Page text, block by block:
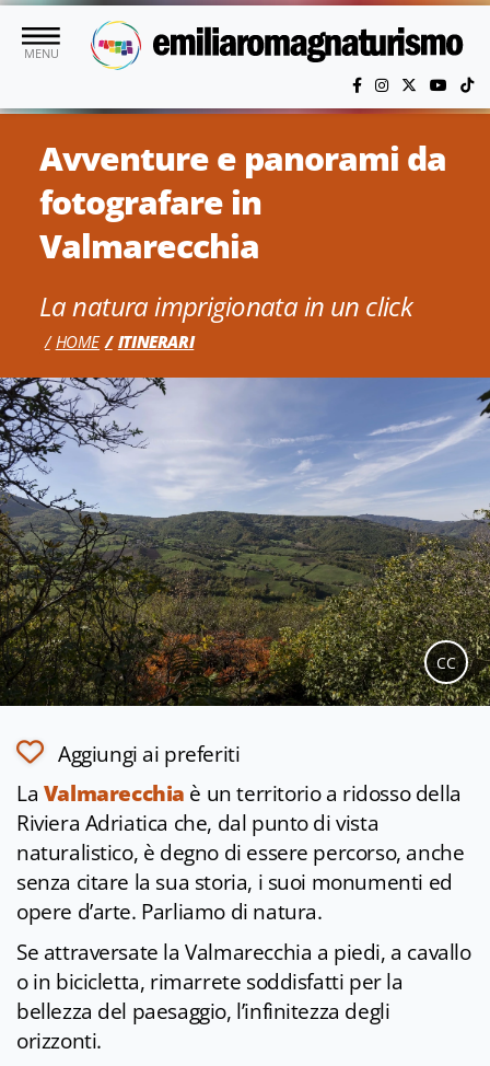
Vai al contenuto principale
MENU
Avventure e panorami da
fotografare in
Valmarecchia
La natura imprigionata in un click
HOME ITINERARI
CC
Aggiungi ai preferiti
La Valmarecchia è un territorio a ridosso della
Riviera Adriatica che, dal punto di vista
naturalistico, è degno di essere percorso, anche
senza citare la sua storia, i suoi monumenti ed
opere d’arte. Parliamo di natura.
Se attraversate la Valmarecchia a piedi, a cavallo
o in bicicletta, rimarrete soddisfatti per la
bellezza del paesaggio, l’infinitezza degli
orizzonti.